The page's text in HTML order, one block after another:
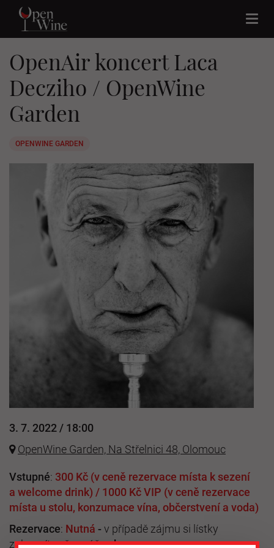
OpenAir koncert Laca
Decziho / OpenWine
Garden
OPENWINE GARDEN
3. 7. 2022 / 18:00
OpenWine Garden, Na Střelnici 48, Olomouc
Vstupné: 300 Kč (v ceně rezervace místa k sezení
a welcome drink) / 1000 Kč VIP (v ceně rezervace
místa u stolu, konzumace vína, občerstvení a voda)
Rezervace: Nutná - v případě zájmu si lístky
zakoupíte přes nášeshop.